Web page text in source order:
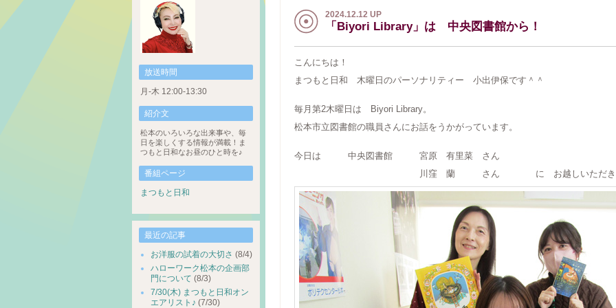
2024.12.12 UP
「Biyori Library」は 中央図書館から！
こんにちは！
まつもと日和 木曜日のパーソナリティー 小出伊保です＾＾
毎月第2木曜日は Biyori Library。
松本市立図書館の職員さんにお話をうかがっています。
今日は 中央図書館 宮原 有里菜 さん
川窪 蘭 さん に お越しいただきまし
放送時間
月-木 12:00-13:30
紹介文
松本のいろいろな出来事や、毎
日を楽しくする情報が満載！ま
つもと日和なお昼のひと時を♪
番組ページ
まつもと日和
最近の記事
お洋服の試着の大切さ (8/4)
ハローワーク松本の企画部
門について (8/3)
7/30(木) まつもと日和オン
エアリスト♪ (7/30)